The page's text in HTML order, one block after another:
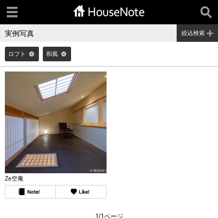
実例写真 絞込検索
ロフト 和風
Ze空庵
1/1ページ